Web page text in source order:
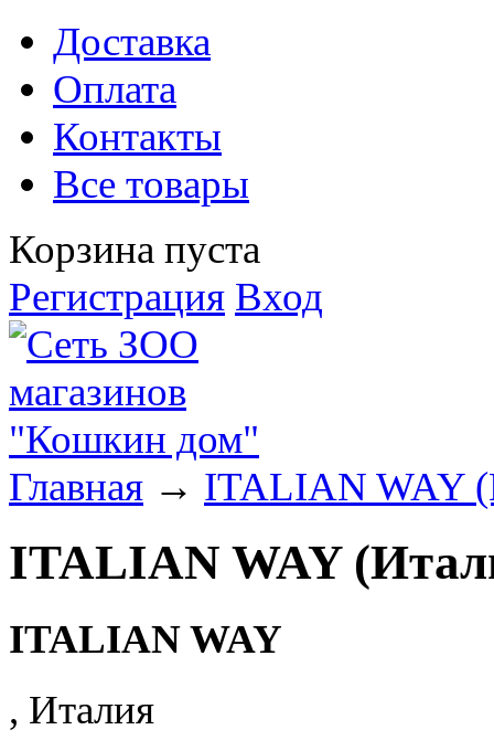
Доставка
Оплата
Контакты
Все товары
Корзина пуста
Регистрация Вход
Главная → ITALIAN WAY
ITALIAN WAY
ITALIAN WAY
, Италия